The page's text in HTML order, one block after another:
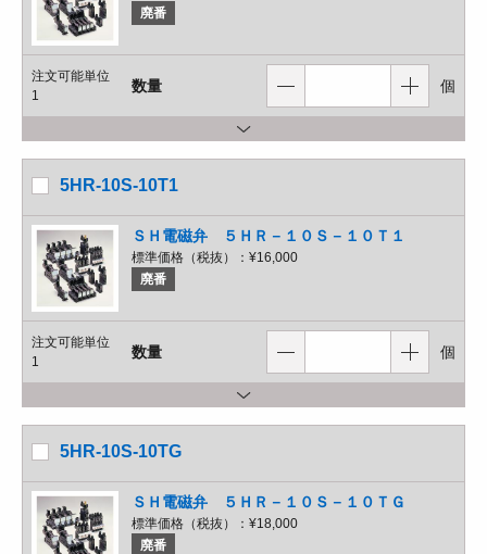
廃番
注文可能単位
1
数量 個
5HR-10S-10T1
ＳＨ電磁弁 ５ＨＲ－１０Ｓ－１０Ｔ１
標準価格（税抜）： ¥16,000
廃番
注文可能単位
1
数量 個
5HR-10S-10TG
ＳＨ電磁弁 ５ＨＲ－１０Ｓ－１０ＴＧ
標準価格（税抜）： ¥18,000
廃番